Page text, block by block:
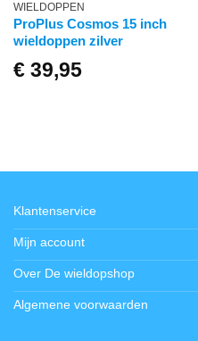
WIELDOPPEN
ProPlus Cosmos 15 inch
wieldoppen zilver
€39,95
Klantenservice
Mijn account
Over De wieldopshop
Algemene voorwaarden